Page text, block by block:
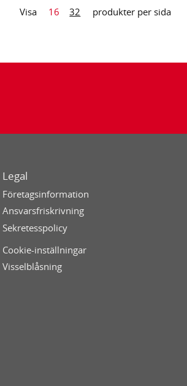
Visa 16 32 produkter per sida
Legal
Företagsinformation
Ansvarsfriskrivning
Sekretesspolicy
Cookie-inställningar
Visselblåsning